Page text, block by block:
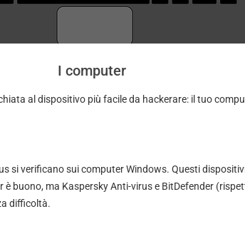
I computer
al dispositivo più facile da hackerare: il tuo
si verificano sui computer Windows. Questi
è buono, ma Kaspersky Anti-viruse BitDefender
difficoltà.